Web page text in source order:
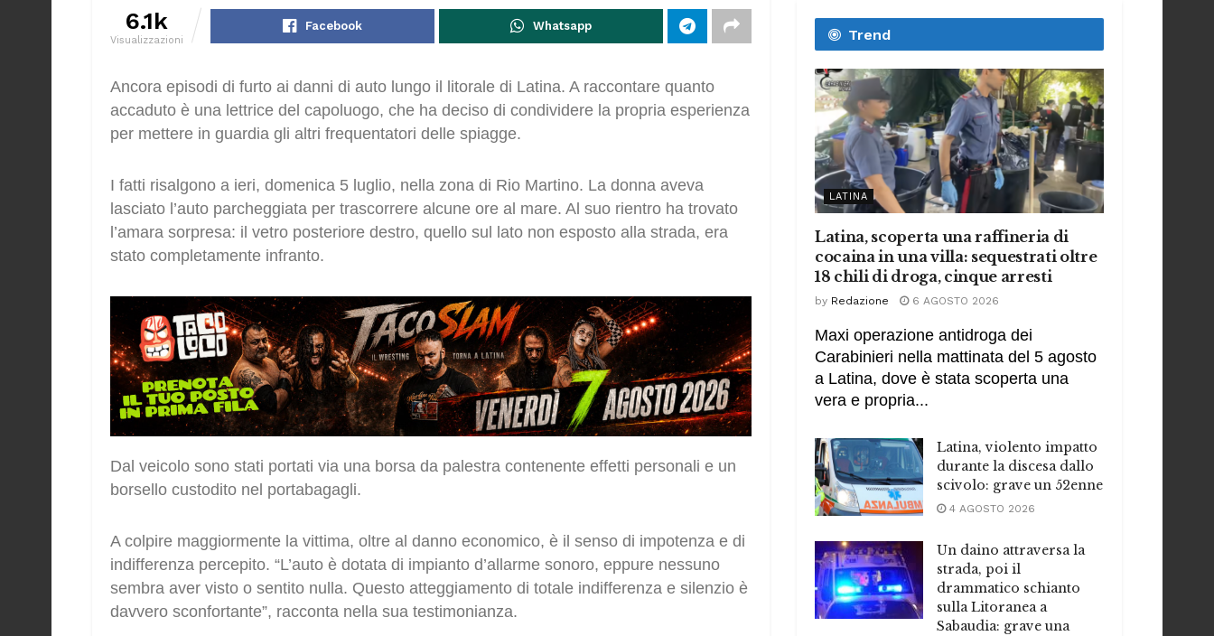
6.1k
Visualizzazioni
Facebook Whatsapp
Ancora episodi di furto ai danni di auto lungo il litorale di Latina. A raccontare quanto
accaduto è una lettrice del capoluogo, che ha deciso di condividere la propria esperienza
per mettere in guardia gli altri frequentatori delle spiagge.
I fatti risalgono a ieri, domenica 5 luglio, nella zona di Rio Martino. La donna aveva
lasciato l’auto parcheggiata per trascorrere alcune ore al mare. Al suo rientro ha trovato
l’amara sorpresa: il vetro posteriore destro, quello sul lato non esposto alla strada, era
stato completamente infranto.
Dal veicolo sono stati portati via una borsa da palestra contenente effetti personali e un
borsello custodito nel portabagagli.
A colpire maggiormente la vittima, oltre al danno economico, è il senso di impotenza e di
indifferenza percepito. “L’auto è dotata di impianto d’allarme sonoro, eppure nessuno
sembra aver visto o sentito nulla. Questo atteggiamento di totale indifferenza e silenzio è
davvero sconfortante”, racconta nella sua testimonianza.
Trend
LATINA
Latina, scoperta una raffineria di
cocaina in una villa: sequestrati oltre
18 chili di droga, cinque arresti
by Redazione 6 AGOSTO 2026
Maxi operazione antidroga dei
Carabinieri nella mattinata del 5 agosto
a Latina, dove è stata scoperta una
vera e propria...
Latina, violento impatto
durante la discesa dallo
scivolo: grave un 52enne
4 AGOSTO 2026
Un daino attraversa la
strada, poi il
drammatico schianto
sulla Litoranea a
Sabaudia: grave una